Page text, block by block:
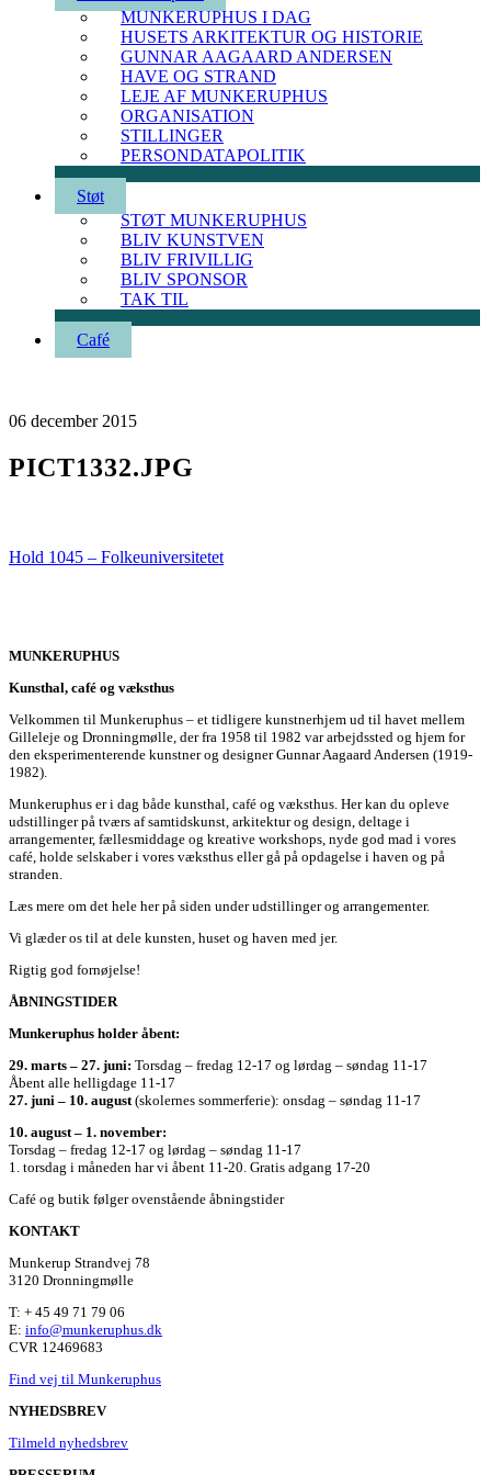
MUNKERUPHUS I DAG
HUSETS ARKITEKTUR OG HISTORIE
GUNNAR AAGAARD ANDERSEN
HAVE OG STRAND
LEJE AF MUNKERUPHUS
ORGANISATION
STILLINGER
PERSONDATAPOLITIK
Støt
STØT MUNKERUPHUS
BLIV KUNSTVEN
BLIV FRIVILLIG
BLIV SPONSOR
TAK TIL
Café
06 december 2015
PICT1332.JPG
Hold 1045 – Folkeuniversitetet
MUNKERUPHUS
Kunsthal, café og væksthus
Velkommen til Munkeruphus – et tidligere kunstnerhjem ud til havet mellem
Gilleleje og Dronningmølle, der fra 1958 til 1982 var arbejdssted og hjem for
den eksperimenterende kunstner og designer Gunnar Aagaard Andersen (1919-
1982).
Munkeruphus er i dag både kunsthal, café og væksthus. Her kan du opleve
udstillinger på tværs af samtidskunst, arkitektur og design, deltage i
arrangementer, fællesmiddage og kreative workshops, nyde god mad i vores
café, holde selskaber i vores væksthus eller gå på opdagelse i haven og på
stranden.
Læs mere om det hele her på siden under udstillinger og arrangementer.
Vi glæder os til at dele kunsten, huset og haven med jer.
Rigtig god fornøjelse!
ÅBNINGSTIDER
Munkeruphus holder åbent:
29. marts – 27. juni: Torsdag – fredag 12-17 og lørdag – søndag 11-17
Åbent alle helligdage 11-17
27. juni – 10. august (skolernes sommerferie): onsdag – søndag 11-17
10. august – 1. november:
Torsdag – fredag 12-17 og lørdag – søndag 11-17
1. torsdag i måneden har vi åbent 11-20. Gratis adgang 17-20
Café og butik følger ovenstående åbningstider
KONTAKT
Munkerup Strandvej 78
3120 Dronningmølle
T: + 45 49 71 79 06
E: info@munkeruphus.dk
CVR 12469683
Find vej til Munkeruphus
NYHEDSBREV
Tilmeld nyhedsbrev